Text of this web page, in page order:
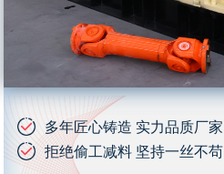
多年匠心铸造 实力品质厂家
拒绝偷工减料 坚持一丝不苟